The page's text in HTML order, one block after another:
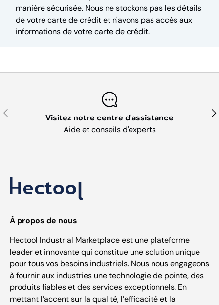
manière sécurisée. Nous ne stockons pas les détails
de votre carte de crédit et n'avons pas accès aux
informations de votre carte de crédit.
Précédent
Visitez notre centre d'assistance
Aide et conseils d'experts
À propos de nous
Hectool Industrial Marketplace est une plateforme
leader et innovante qui constitue une solution unique
pour tous vos besoins industriels. Nous nous engageons
à fournir aux industries une technologie de pointe, des
produits fiables et des services exceptionnels. En
mettant l’accent sur la qualité, l’efficacité et la